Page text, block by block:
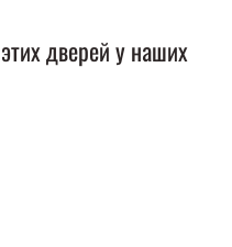
дверей у наших